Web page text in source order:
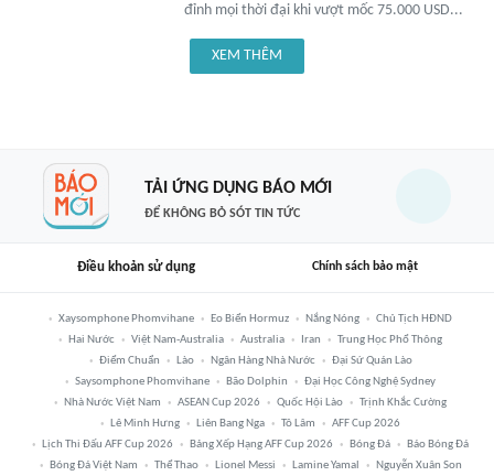
đỉnh mọi thời đại khi vượt mốc 75.000 USD...
XEM THÊM
TẢI ỨNG DỤNG BÁO MỚI
ĐỂ KHÔNG BỎ SÓT TIN TỨC
Điều khoản sử dụng Chính sách bảo mật
Xaysomphone Phomvihane Eo Biển Hormuz Nắng Nóng
Chủ Tịch HĐND
Hai Nước
Việt Nam-Australia Australia Iran
Trung Học Phổ Thông
Điểm Chuẩn
Lào Ngân Hàng Nhà Nước
Đại Sứ Quán Lào
Saysomphone Phomvihane
Bão Dolphin
Đại Học Công Nghệ Sydney
Nhà Nước Việt Nam
ASEAN Cup 2026 Quốc Hội Lào
Trịnh Khắc Cường
Lê Minh Hưng
Liên Bang Nga Tô Lâm
AFF Cup 2026
Lịch Thi Đấu AFF Cup 2026
Bảng Xếp Hạng AFF Cup 2026 Bóng Đá
Báo Bóng Đá
Bóng Đá Việt Nam
Thể Thao Lionel Messi Lamine Yamal Nguyễn Xuân Son